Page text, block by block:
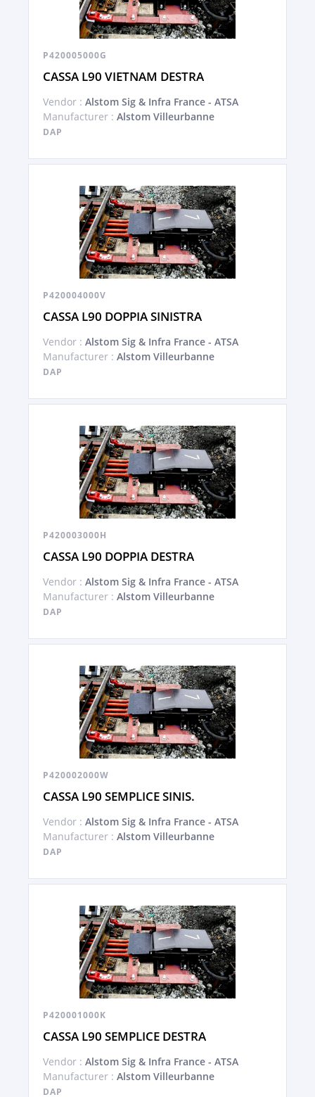
P420005000G
CASSA L90 VIETNAM DESTRA
Vendor : Alstom Sig & Infra France - ATSA
Manufacturer : Alstom Villeurbanne
DAP
P420004000V
CASSA L90 DOPPIA SINISTRA
Vendor : Alstom Sig & Infra France - ATSA
Manufacturer : Alstom Villeurbanne
DAP
P420003000H
CASSA L90 DOPPIA DESTRA
Vendor : Alstom Sig & Infra France - ATSA
Manufacturer : Alstom Villeurbanne
DAP
P420002000W
CASSA L90 SEMPLICE SINIS.
Vendor : Alstom Sig & Infra France - ATSA
Manufacturer : Alstom Villeurbanne
DAP
P420001000K
CASSA L90 SEMPLICE DESTRA
Vendor : Alstom Sig & Infra France - ATSA
Manufacturer : Alstom Villeurbanne
DAP